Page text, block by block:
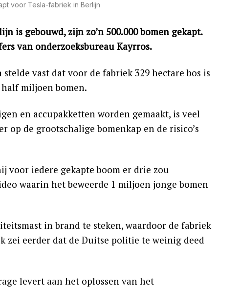
voor Tesla-fabriek in Berlijn
is gebouwd, zijn zo’n 500.000 bomen gekapt.
van onderzoeksbureau Kayrros.
vast dat voor de fabriek 329 hectare bos is
half miljoen bomen.
en accupakketten worden gemaakt, is veel
de grootschalige bomenkap en de risico’s
voor iedere gekapte boom er drie zou
waarin het beweerde 1 miljoen jonge bomen
in brand te steken, waardoor de fabriek
zei eerder dat de Duitse politie te weinig deed
levert aan het oplossen van het